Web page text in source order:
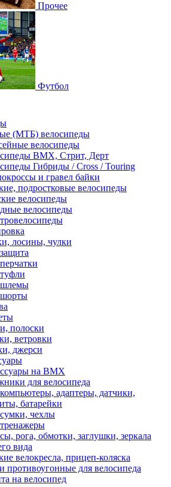
Прочее
Футбол
(МТБ) велосипеды
велосипеды
BMX, Стрит, Дерт
Гибриды / Cross / Touring
и гравел байки
подростковые велосипеды
велосипеды
велосипеды
лосины, чулки
полоски
ветровки
джерси
на BMX
для велосипеда
адаптеры, датчики,
батарейки
чехлы
рога, обмотки, заглушки, зеркала
вида
велокресла, прицеп-коляска
противоугонные для велосипеда
на велосипед